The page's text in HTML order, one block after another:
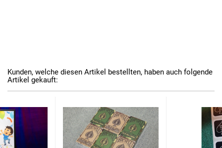
Kunden, welche diesen Artikel bestellten, haben auch folgende
Artikel gekauft: